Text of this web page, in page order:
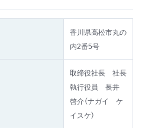
香川県高松市丸の
内2番5号
取締役社長 社長
執行役員 長井
啓介（ナガイ ケ
イスケ）